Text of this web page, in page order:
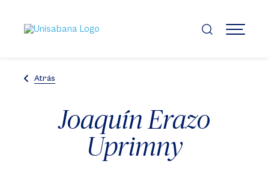
contenido
principal
MENÚ
Atrás
Joaquín Erazo
Uprimny